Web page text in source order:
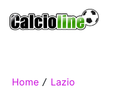
Home / Lazio